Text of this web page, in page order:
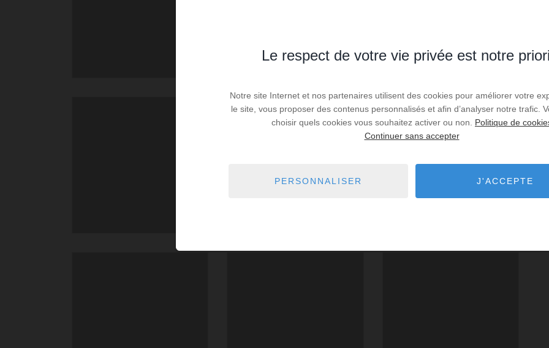
Le respect de votre vie privée est notre
Notre site Internet et nos partenaires utilisent des cookies pour améliorer votre
le site, vous proposer des contenus personnalisés et afin d’analyser notre trafic.
choisir quels cookies vous souhaitez activer ou non. Politique de
Continuer sans accepter
PERSONNALISER J'ACCEPTE